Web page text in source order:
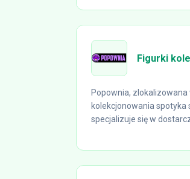
Figurki
Popownia,
kolekcjonowania
specjalizuje się w